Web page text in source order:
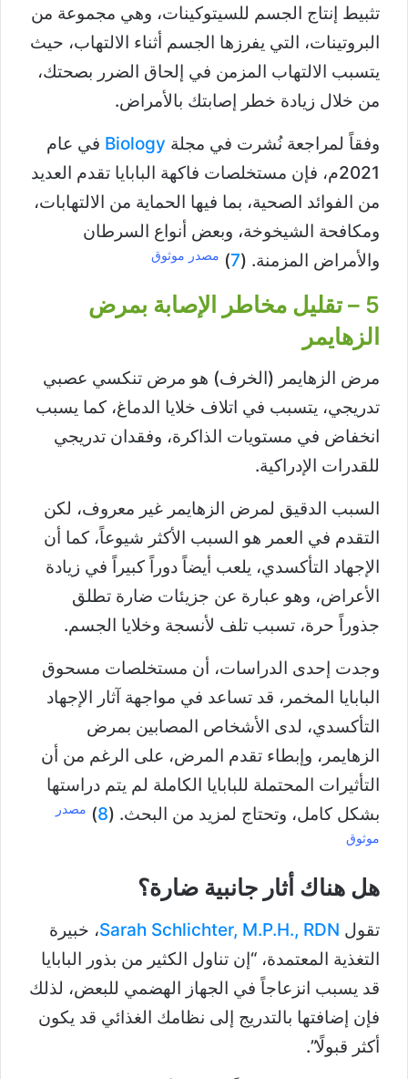
تثبيط إنتاج الجسم للسيتوكينات، وهي مجموعة من
البروتينات، التي يفرزها الجسم أثناء الالتهاب، حيث
يتسبب الالتهاب المزمن في إلحاق الضرر بصحتك،
من خلال زيادة خطر إصابتك بالأمراض.
وفقاً لمراجعة نُشرت في مجلة Biology في عام
2021م، فإن مستخلصات فاكهة البابايا تقدم العديد
من الفوائد الصحية، بما فيها الحماية من الالتهابات،
ومكافحة الشيخوخة، وبعض أنواع السرطان
والأمراض المزمنة. (7
) مصدر موثوق
5 – تقليل مخاطر الإصابة بمرض
الزهايمر
مرض الزهايمر (الخرف) هو مرض تنكسي عصبي
تدريجي، يتسبب في اتلاف خلايا الدماغ، كما يسبب
انخفاض في مستويات الذاكرة، وفقدان تدريجي
للقدرات الإدراكية.
السبب الدقيق لمرض الزهايمر غير معروف، لكن
التقدم في العمر هو السبب الأكثر شيوعاً، كما أن
الإجهاد التأكسدي، يلعب أيضاً دوراً كبيراً في زيادة
الأعراض، وهو عبارة عن جزيئات ضارة تطلق
جذوراً حرة، تسبب تلف لأنسجة وخلايا الجسم.
وجدت إحدى الدراسات، أن مستخلصات مسحوق
البابايا المخمر، قد تساعد في مواجهة آثار الإجهاد
التأكسدي، لدى الأشخاص المصابين بمرض
الزهايمر، وإبطاء تقدم المرض، على الرغم من أن
التأثيرات المحتملة للبابايا الكاملة لم يتم دراستها
بشكل كامل، وتحتاج لمزيد من البحث. (8
) مصدر
موثوق
هل هناك أثار جانبية ضارة؟
تقول Sarah Schlichter, M.P.H., RDN، خبيرة
التغذية المعتمدة، “إن تناول الكثير من بذور البابايا
قد يسبب انزعاجاً في الجهاز الهضمي للبعض، لذلك
فإن إضافتها بالتدريج إلى نظامك الغذائي قد يكون
أكثر قبولًا”.